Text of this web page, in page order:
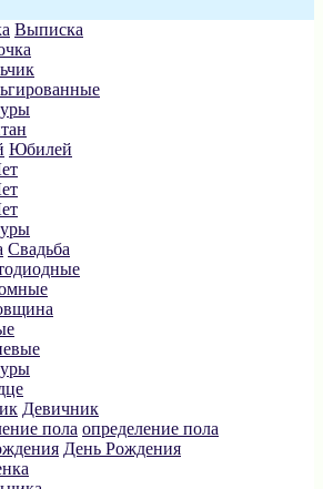
Выписка
Юбилей
Свадьба
Девичник
определение пола
День Рождения